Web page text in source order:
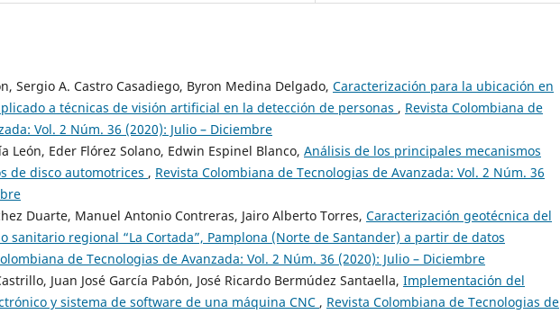
Sergio A. Castro Casadiego, Byron Medina Delgado, Caracterización para la ubicación en
a técnicas de visión artificial en la detección de personas , Revista Colombiana de
Vol. 2 Núm. 36 (2020): Julio – Diciembre
León, Eder Flórez Solano, Edwin Espinel Blanco, Análisis de los principales mecanismos
de disco automotrices , Revista Colombiana de Tecnologias de Avanzada: Vol. 2 Núm. 36
Duarte, Manuel Antonio Contreras, Jairo Alberto Torres, Caracterización geotécnica del
sanitario regional “La Cortada”, Pamplona (Norte de Santander) a partir de datos
de Tecnologias de Avanzada: Vol. 2 Núm. 36 (2020): Julio – Diciembre
Juan José García Pabón, José Ricardo Bermúdez Santaella, Implementación del
y sistema de software de una máquina CNC , Revista Colombiana de Tecnologias de